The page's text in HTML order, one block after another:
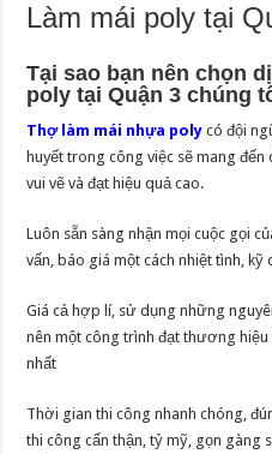
Làm mái poly tại
Tại sao bạn nên chọn
poly tại Quận 3 chúng
Thợ làm mái nhựa poly có đội
huyết trong công việc sẽ mang đến
vui vẽ và đạt hiệu quả cao.
Luôn sẵn sàng nhận mọi cuộc gọi
vấn, báo giá một cách nhiệt tình, kỹ
Giá cả hợp lí, sử dụng những
nên một công trình đạt thương
nhất
Thời gian thi công nhanh chóng,
thi công cẩn thận, tỷ mỹ, gọn gàng